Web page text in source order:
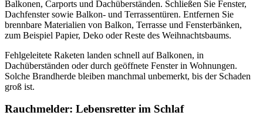
Balkonen, Carports und Dachüberständen. Schließen Sie Fenster,
Dachfenster sowie Balkon- und Terrassentüren. Entfernen Sie
brennbare Materialien von Balkon, Terrasse und Fensterbänken,
zum Beispiel Papier, Deko oder Reste des Weihnachtsbaums.
Fehlgeleitete Raketen landen schnell auf Balkonen, in
Dachüberständen oder durch geöffnete Fenster in Wohnungen.
Solche Brandherde bleiben manchmal unbemerkt, bis der Schaden
groß ist.
Rauchmelder: Lebensretter im Schlaf